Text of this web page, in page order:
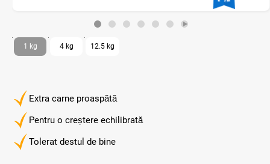
Extra carne proaspătă
Pentru o creștere echilibrată
Tolerat destul de bine
1 kg 4 kg 12.5 kg